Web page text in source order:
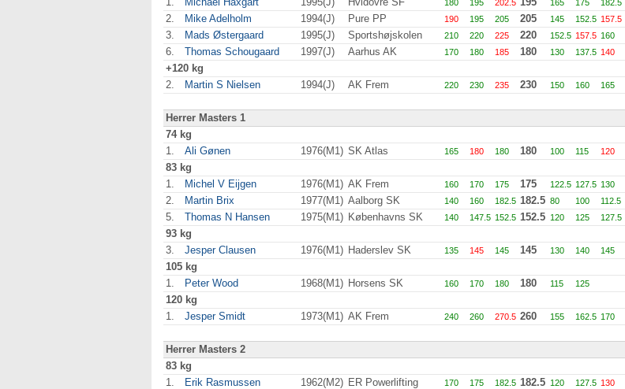
180 195 202.5 165 175 182.5
2.
Mike Adelholm 1994(J) Pure PP 190 195 205 205 145 152.5 157.5
3.
Mads Østergaard 1995(J) Sportshøjskolen 210 220 225 220 152.5 157.5 160
6.
Thomas Schougaard 1997(J) Aarhus AK 170 180 185 180 130 137.5 140
+120 kg
2.
Martin S Nielsen 1994(J) AK Frem 220 230 235 230 150 160 165
Herrer Masters 1
74 kg
1.
Ali Gønen 1976(M1) SK Atlas 165 180 180 180 100 115 120
83 kg
1.
Michel V Eijgen 1976(M1) AK Frem 160 170 175 175 122.5 127.5 130
2.
Martin Brix 1977(M1) Aalborg SK 140 160 182.5 182.5 80 100 112.5
5.
Thomas N Hansen 1975(M1) Københavns SK 140 147.5 152.5 152.5 120 125 127.5
93 kg
3.
Jesper Clausen 1976(M1) Haderslev SK 135 145 145 145 130 140 145
105 kg
1.
Peter Wood 1968(M1) Horsens SK 160 170 180 180 115 125
120 kg
1.
Jesper Smidt 1973(M1) AK Frem 240 260 270.5 260 155 162.5 170
Herrer Masters 2
83 kg
1.
Erik Rasmussen 1962(M2) ER Powerlifting 170 175 182.5 182.5 120 127.5 130